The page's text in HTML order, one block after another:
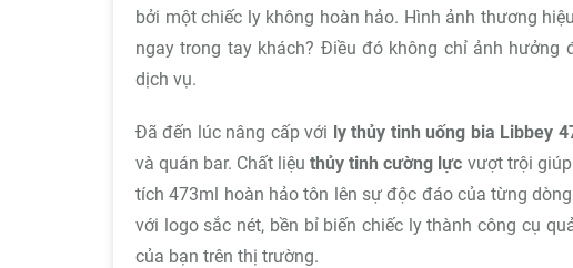
bởi một chiếc ly không hoàn hảo. Hình ảnh thương
ngay trong tay khách? Điều đó không chỉ ảnh
dịch vụ.
Đã đến lúc nâng cấp với ly thủy tinh uống bia Libbey
và quán bar. Chất liệuthủy tinh cường lực vượt trội
tích 473ml hoàn hảo tôn lên sự độc đáo của từng
với logo sắc nét, bền bỉ biến chiếc ly thành công cụ
của bạn trên thị trường.